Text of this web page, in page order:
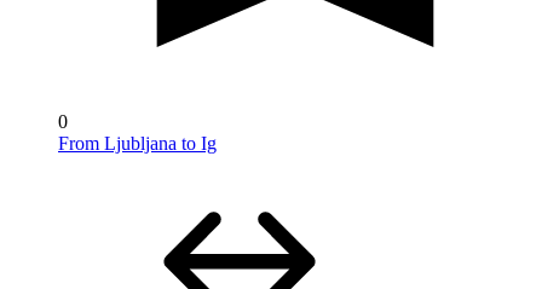
0
From Ljubljana to Ig